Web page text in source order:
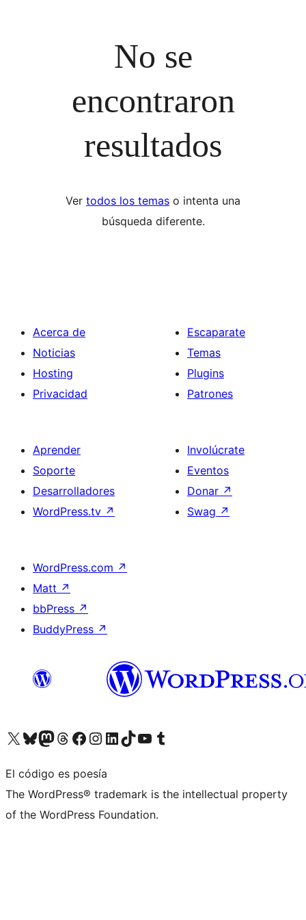
No se
encontraron
resultados
Ver todos los temas o intenta una
búsqueda diferente.
Acerca de
Noticias
Hosting
Privacidad
Escaparate
Temas
Plugins
Patrones
Aprender
Soporte
Desarrolladores
WordPress.tv ↗
Involúcrate
Eventos
Donar ↗
Swag ↗
WordPress.com ↗
Matt ↗
bbPress ↗
BuddyPress ↗
Visita nuestra cuenta de X (anteriormente Twitter)
Visita nuestra cuenta de Bluesky
Visita nuestra cuenta de Mastodon
Visita nuestra cuenta de Threads
Visita nuestra página de Facebook
Visita nuestra cuenta de Instagram
Visita nuestra cuenta de LinkedIn
Visita nuestra cuenta de TikTok
Visita nuestro canal de YouTube
Visita nuestra cuenta de Tumblr
El código es poesía
The WordPress® trademark is the intellectual property
of the WordPress Foundation.